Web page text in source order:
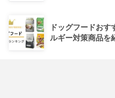
ドッグフードお
ルギー対策商品を